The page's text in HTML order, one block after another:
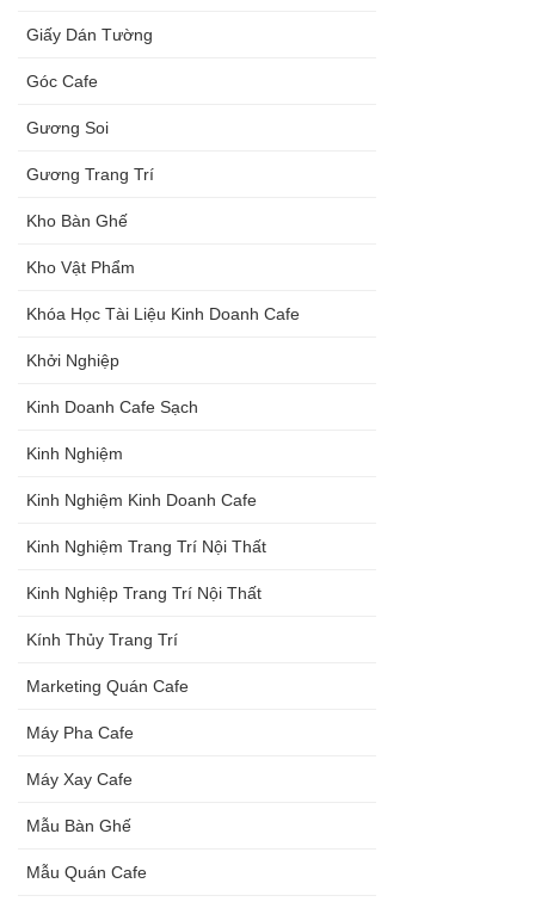
Giấy Dán Tường
Góc Cafe
Gương Soi
Gương Trang Trí
Kho Bàn Ghế
Kho Vật Phẩm
Khóa Học Tài Liệu Kinh Doanh Cafe
Khởi Nghiệp
Kinh Doanh Cafe Sạch
Kinh Nghiệm
Kinh Nghiệm Kinh Doanh Cafe
Kinh Nghiệm Trang Trí Nội Thất
Kinh Nghiệp Trang Trí Nội Thất
Kính Thủy Trang Trí
Marketing Quán Cafe
Máy Pha Cafe
Máy Xay Cafe
Mẫu Bàn Ghế
Mẫu Quán Cafe